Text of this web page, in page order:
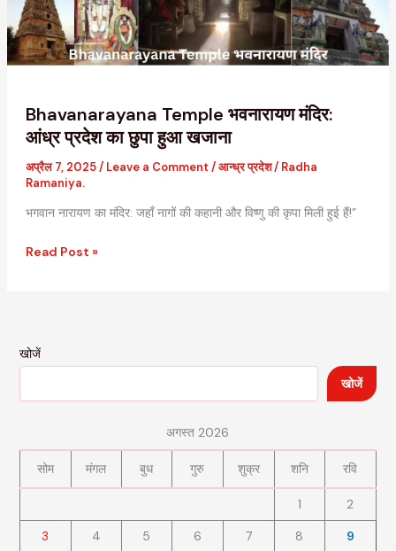
Bhavanarayana Temple भवनारायण मंदिर:
आंध्र प्रदेश का छुपा हुआ खजाना
अप्रैल 7, 2025/ Leave a Comment /आन्ध्र प्रदेश/ Radha
Ramaniya.
भगवान नारायण का मंदिर: जहाँ नागों की कहानी और विष्णु की कृपा मिली हुई हैं!”
का
छुपा
हुआ
खजाना
Read Post »
खोजें
खोजें
अगस्त 2026
सोम मंगल बुध गुरु शुक्र शनि रवि
1
2
3
4 5 6 7 8 9